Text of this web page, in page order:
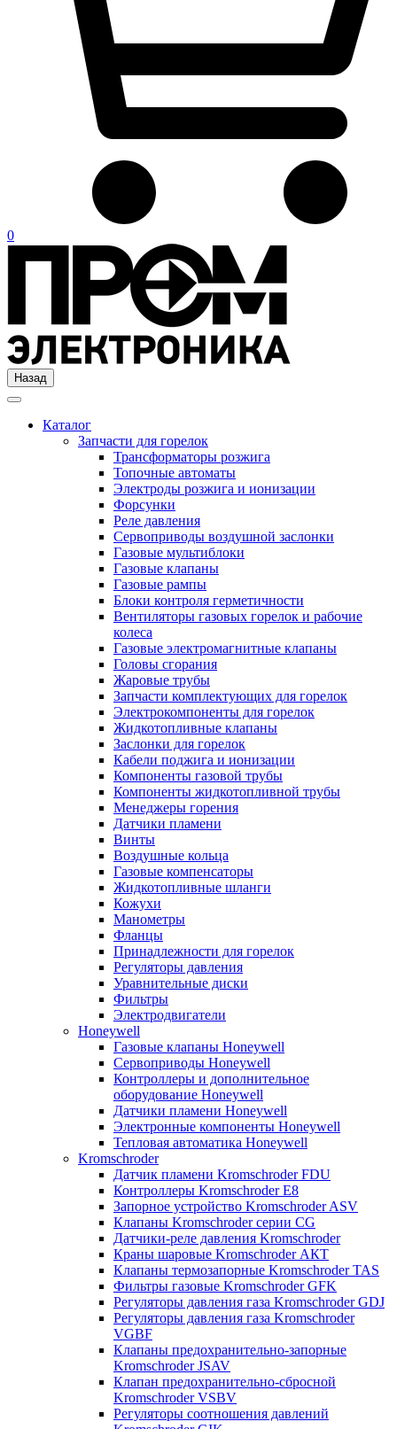
0
Назад
Каталог
Запчасти для горелок
Трансформаторы розжига
Топочные автоматы
Электроды розжига и ионизации
Форсунки
Реле давления
Сервоприводы воздушной заслонки
Газовые мультиблоки
Газовые клапаны
Газовые рампы
Блоки контроля герметичности
Вентиляторы газовых горелок и рабочие
колеса
Газовые электромагнитные клапаны
Головы сгорания
Жаровые трубы
Запчасти комплектующих для горелок
Электрокомпоненты для горелок
Жидкотопливные клапаны
Заслонки для горелок
Кабели поджига и ионизации
Компоненты газовой трубы
Компоненты жидкотопливной трубы
Менеджеры горения
Датчики пламени
Винты
Воздушные кольца
Газовые компенсаторы
Жидкотопливные шланги
Кожухи
Манометры
Фланцы
Принадлежности для горелок
Регуляторы давления
Уравнительные диски
Фильтры
Электродвигатели
Honeywell
Газовые клапаны Honeywell
Сервоприводы Honeywell
Контроллеры и дополнительное
оборудование Honeywell
Датчики пламени Honeywell
Электронные компоненты Honeywell
Тепловая автоматика Honeywell
Kromschroder
Датчик пламени Kromschroder FDU
Контроллеры Kromschroder E8
Запорное устройство Kromschroder ASV
Клапаны Kromschroder серии CG
Датчики-реле давления Kromschroder
Краны шаровые Kromschroder АКТ
Клапаны термозапорные Kromschroder TAS
Фильтры газовые Kromschroder GFK
Регуляторы давления газа Kromschroder GDJ
Регуляторы давления газа Kromschroder
VGBF
Клапаны предохранительно-запорные
Kromschroder JSAV
Клапан предохранительно-сбросной
Kromschroder VSBV
Регуляторы соотношения давлений